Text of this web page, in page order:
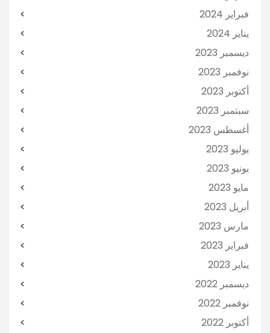
فبراير 2024
يناير 2024
ديسمبر 2023
نوفمبر 2023
أكتوبر 2023
سبتمبر 2023
أغسطس 2023
يوليو 2023
يونيو 2023
مايو 2023
أبريل 2023
مارس 2023
فبراير 2023
يناير 2023
ديسمبر 2022
نوفمبر 2022
أكتوبر 2022